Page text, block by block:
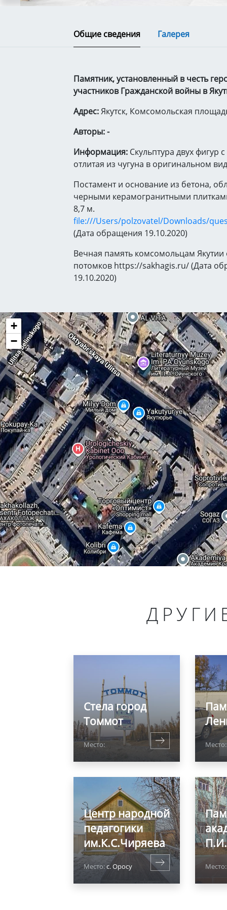
Общие сведения Галерея
Памятник, установленный в честь
участников Гражданской войны в
Адрес:Якутск, Комсомольская
Авторы: -
Информация: Скульптура двух фигур
отлитая из чугуна в оригинальном
Постамент и основание из бетона,
черными керамогранитными
8,7 м.
file:///Users/polzovatel/Downloads/
(Дата обращения 19.10.2020)
Вечная память комсомольцам Якутии
потомков https://sakhagis.ru/ (Дата
19.10.2020)
+
−
Стела город
Томмот
Место: Место:
Центр народной
педагогики
им.К.С.Чиряева
Место:с. Оросу Место: